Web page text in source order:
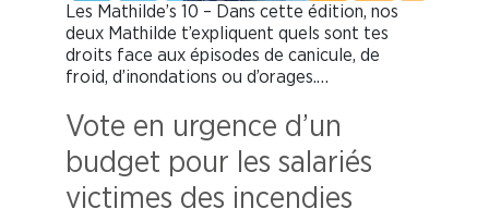
Les Mathilde’s 10 – Dans cette édition, nos
deux Mathilde t’expliquent quels sont tes
droits face aux épisodes de canicule, de
froid, d’inondations ou d’orages.…
Vote en urgence d’un
budget pour les salariés
victimes des incendies